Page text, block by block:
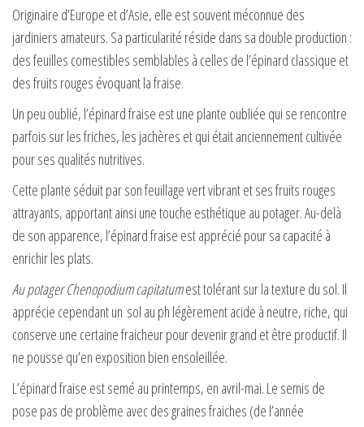
Originaire d’Europe et d’Asie, elle est souvent méconnue des
jardiniers amateurs. Sa particularité réside dans sa double production :
des feuilles comestibles semblables à celles de l’épinard classique et
des fruits rouges évoquant la fraise.
Un peu oublié, l’épinard fraise est une plante oubliée qui se rencontre
parfois sur les friches, les jachères et qui était anciennement cultivée
pour ses qualités nutritives.
Cette plante séduit par son feuillage vert vibrant et ses fruits rouges
attrayants, apportant ainsi une touche esthétique au potager. Au-delà
de son apparence, l’épinard fraise est apprécié pour sa capacité à
enrichir les plats.
Au potager Chenopodium capitatumest tolérant sur la texture du sol. Il
apprécie cependant un sol au ph légèrement acide à neutre, riche, qui
conserve une certaine fraicheur pour devenir grand et être productif. Il
ne pousse qu’en exposition bien ensoleillée.
L’épinard fraise est semé au printemps, en avril-mai. Le semis de
pose pas de problème avec des graines fraiches (de l’année